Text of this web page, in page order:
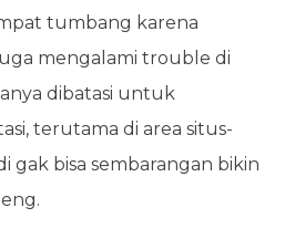
tumbang karena
mengalami trouble di
dibatasi untuk
terutama di area situs-
gak bisa sembarangan bikin